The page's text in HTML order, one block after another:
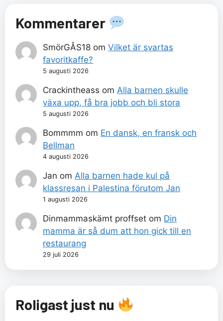
Kommentarer
SmörGÅS18 omVilket är svartas
favoritkaffe?
5 augusti 2026
Crackintheass om Alla barnen skulle
växa upp, få bra jobb och bli stora
5 augusti 2026
Bommmm om En dansk, en fransk och
Bellman
4 augusti 2026
Jan om Alla barnen hade kul på
klassresan i Palestina förutom Jan
1 augusti 2026
Dinmammaskämt proffset om Din
mamma är så dum att hon gick till en
restaurang
29 juli 2026
Roligast just nu